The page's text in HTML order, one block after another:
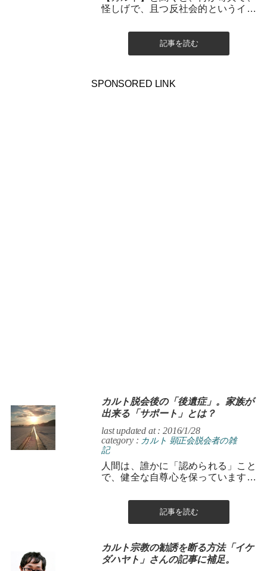
怪しげで、且つ反社会的というイメ
元来の【カルト】という言葉が持つ
記事を読む
SPONSORED LINK
カルト脱会後の「後遺症」。家族が
出来る「サポート」とは？
last updated at : 2016/1/28
category : カルト 顕正会脱会者の雑
記
人間は、誰かに「認められる」こと
で、健全な自尊心を保っています。
た自分の行いが、家族や友人、職場
記事を読む
カルト宗教の勧誘を断る方法「イケ
ダハヤト」さんの記事に補足。